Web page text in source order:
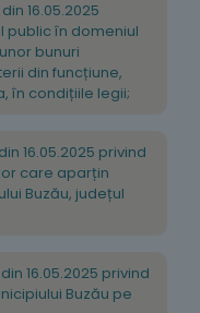
16.05.2025
public în domeniul
bunuri
din funcțiune,
în condițiile legii;
16.05.2025 privind
care aparțin
Buzău, județul
16.05.2025 privind
Buzău pe